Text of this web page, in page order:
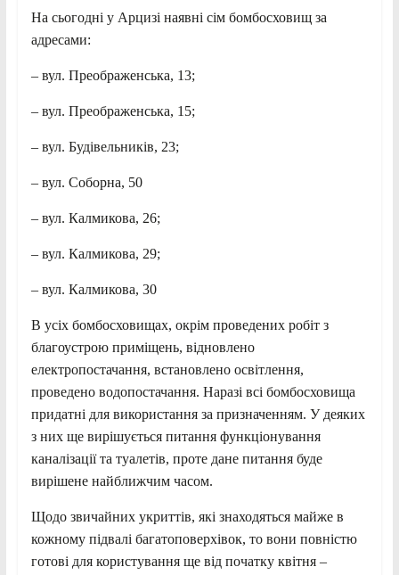
На сьогодні у Арцизі наявні сім бомбосховищ за
адресами:
– вул. Преображенська, 13;
– вул. Преображенська, 15;
– вул. Будівельників, 23;
– вул. Соборна, 50
– вул. Калмикова, 26;
– вул. Калмикова, 29;
– вул. Калмикова, 30
В усіх бомбосховищах, окрім проведених робіт з
благоустрою приміщень, відновлено
електропостачання, встановлено освітлення,
проведено водопостачання. Наразі всі бомбосховища
придатні для використання за призначенням. У деяких
з них ще вирішується питання функціонування
каналізації та туалетів, проте дане питання буде
вирішене найближчим часом.
Щодо звичайних укриттів, які знаходяться майже в
кожному підвалі багатоповерхівок, то вони повністю
готові для користування ще від початку квітня –